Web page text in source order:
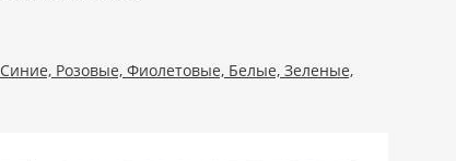
Синие, Розовые, Фиолетовые, Белые, Зеленые,